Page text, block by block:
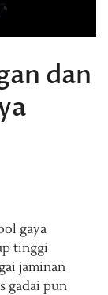
dan
gaya
tinggi
jaminan
gadai pun